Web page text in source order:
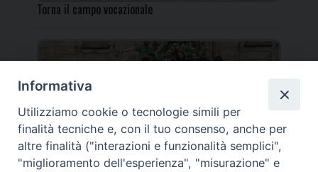
Torna il campo vocazionale
Torna il Campo Missionario Diocesano
Informativa
Utilizziamo cookie o tecnologie simili per
finalità tecniche e, con il tuo consenso, anche per
altre finalità ("interazioni e funzionalità semplici",
"miglioramento dell'esperienza", "misurazione" e